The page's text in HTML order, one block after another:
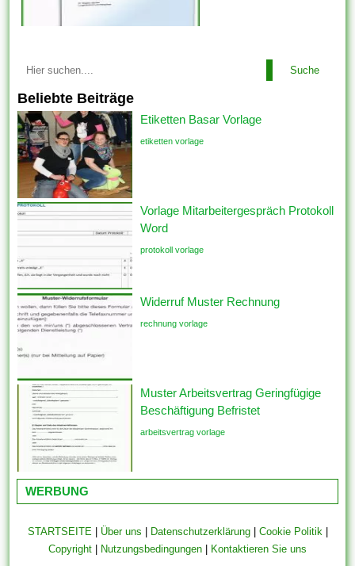
Suche
Beliebte Beiträge
Etiketten Basar Vorlage
etiketten vorlage
Vorlage Mitarbeitergespräch Protokoll
Word
protokoll vorlage
Widerruf Muster Rechnung
rechnung vorlage
Muster Arbeitsvertrag Geringfügige
Beschäftigung Befristet
arbeitsvertrag vorlage
WERBUNG
STARTSEITE| Über uns Datenschutzerklärung| Cookie Politik|
Copyright
Nutzungsbedingungen Kontaktieren Sie uns